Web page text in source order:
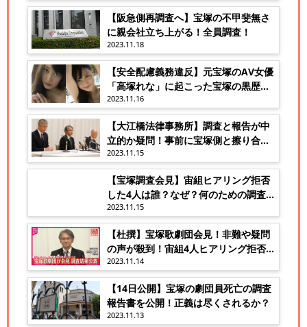
【阪急側再調査へ】宝塚の不甲斐無さ
に親会社立ち上がる！全員調査！
2023.11.18
【安全配慮義務違反】元宝塚のAV女優
「高塚れな」に起こった宝塚の黒歴
史！
2023.11.16
【大江橋法律事務所】調査と報告が中
立的か疑問！事前に宝塚側と擦り合わ
せ？
2023.11.15
【宝塚調査会見】宙組ヒアリング拒否
した4人は誰？なぜ？何のための調査
か！
2023.11.15
【杜撰】宝塚歌劇団会見！非難や疑問
の声が殺到！宙組4人ヒアリング拒否っ
て？
2023.11.14
【14日公開】宝塚の劇団員死亡の調査
報告書を公開！正義は尽くされるか？
2023.11.13